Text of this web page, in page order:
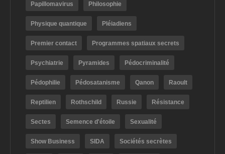
Papillomavirus Philosophie
Physique quantique Pléiadiens
Premier contact Programmes spatiaux secrets
Psychiatrie Pyramides Pédocriminalité
Pédophilie Pédosatanisme Qanon Raoult
Reptilien Rothschild Russie Résistance
Sectes Semence d'étoile Sexualité
Show Business SIDA Sociétés secrètes